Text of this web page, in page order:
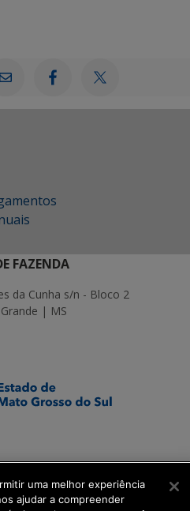
FAZENDA
da Cunha s/n - Bloco 2
| MS
uma melhor experiência
ajudar a compreender